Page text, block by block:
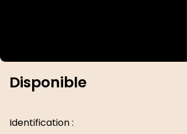
Disponible
Identification :